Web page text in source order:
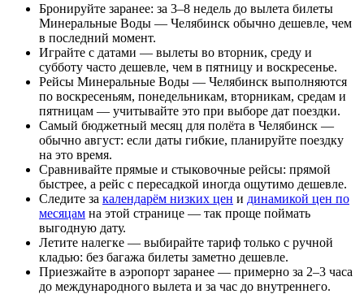
Бронируйте заранее: за 3–8 недель до вылета билеты
Минеральные Воды — Челябинск обычно дешевле, чем
в последний момент.
Играйте с датами — вылеты во вторник, среду и
субботу часто дешевле, чем в пятницу и воскресенье.
Рейсы Минеральные Воды — Челябинск выполняются
по воскресеньям, понедельникам, вторникам, средам и
пятницам — учитывайте это при выборе дат поездки.
Самый бюджетный месяц для полёта в Челябинск —
обычно август: если даты гибкие, планируйте поездку
на это время.
Сравнивайте прямые и стыковочные рейсы: прямой
быстрее, а рейс с пересадкой иногда ощутимо дешевле.
Следите за календарём низких цен и динамикой цен по
месяцам на этой странице — так проще поймать
выгодную дату.
Летите налегке — выбирайте тариф только с ручной
кладью: без багажа билеты заметно дешевле.
Приезжайте в аэропорт заранее — примерно за 2–3 часа
до международного вылета и за час до внутреннего.